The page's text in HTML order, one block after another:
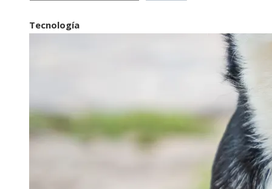
Tecnología